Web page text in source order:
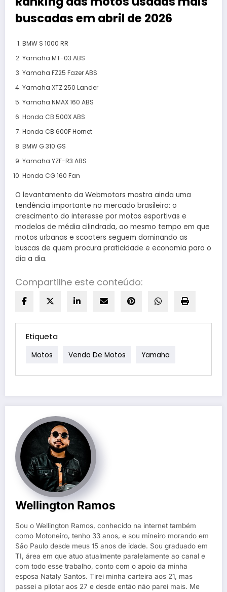
buscadas em abril de 2026
BMW S 1000 RR
Yamaha MT-03 ABS
Yamaha FZ25 Fazer ABS
Yamaha XTZ 250 Lander
Yamaha NMAX 160 ABS
Honda CB 500X ABS
Honda CB 600F Hornet
BMW G 310 GS
Yamaha YZF-R3 ABS
Honda CG 160 Fan
O levantamento da Webmotors mostra ainda uma
tendência importante no mercado brasileiro: o
crescimento do interesse por motos esportivas e
modelos de média cilindrada, ao mesmo tempo em que
motos urbanas e scooters seguem dominando as
buscas de quem procura praticidade e economia para o
dia a dia.
Compartilhe este conteúdo:
Etiqueta
Motos Venda De Motos Yamaha
Wellington Ramos
Sou o Wellington Ramos, conhecido na internet também
como Motoneiro, tenho 33 anos, e sou mineiro morando em
São Paulo desde meus 15 anos de idade. Sou graduado em
TI, área em que atuo atualmente paralelamente ao canal e
com todo esse trabalho, conto com o apoio da minha
esposa Nataly Santos. Tirei minha carteira aos 21, mas
passei a pilotar aos 27 e desde então não parei mais. Me